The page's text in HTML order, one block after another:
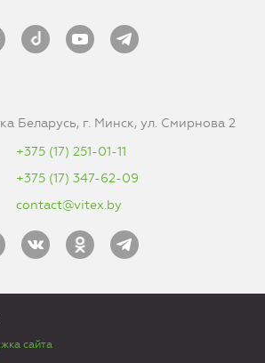
Беларусь, г. Минск, ул. Смирнова 2
+375 (17) 251-01-11
+375 (17) 347-62-09
contact@vitex.by
сайта